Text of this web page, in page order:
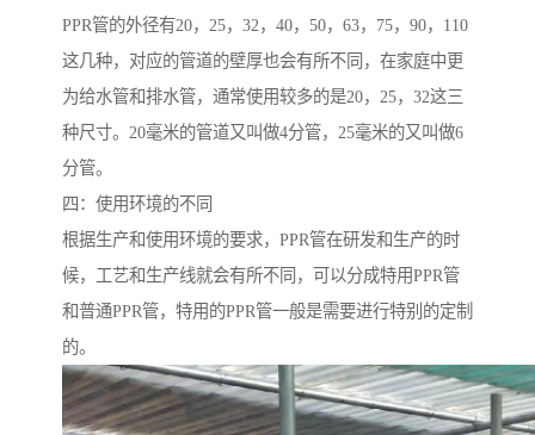
PPR管的外径有20，25，32，40，50，63，75，90，110
这几种，对应的管道的壁厚也会有所不同，在家庭中更
为给水管和排水管，通常使用较多的是20，25，32这三
种尺寸。20毫米的管道又叫做4分管，25毫米的又叫做6
分管。
四：使用环境的不同
根据生产和使用环境的要求，PPR管在研发和生产的时
候，工艺和生产线就会有所不同，可以分成特用PPR管
和普通PPR管，特用的PPR管一般是需要进行特别的定制
的。